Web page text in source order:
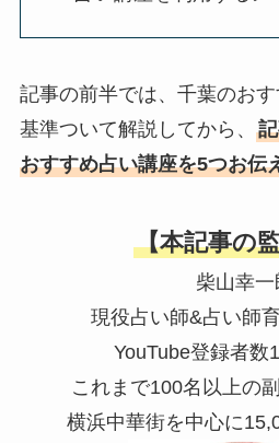
記事の前半では、千葉のお
基準ついて解説してから、
おすすめ占い講座を5つお伝
【本記事の
柴山幸一
現役占い師&占い師
YouTube登録者数
これまで100名以上の
横浜中華街を中心に